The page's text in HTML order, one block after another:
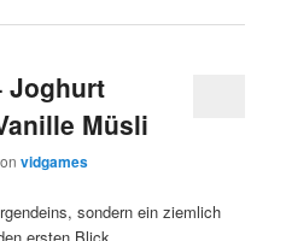
Joghurt
Müsli
vidgames
sondern ein ziemlich
ersten Blick.